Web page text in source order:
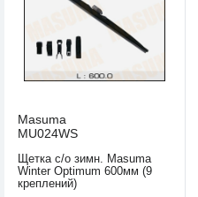
Masuma
MU024WS
Щетка с/о зимн. Masuma
Winter Optimum 600мм (9
креплений)